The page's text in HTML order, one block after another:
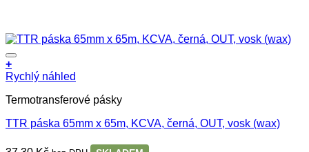
+
Rychlý náhled
Termotransferové pásky
TTR páska 65mm x 65m, KCVA, černá, OUT, vosk (wax)